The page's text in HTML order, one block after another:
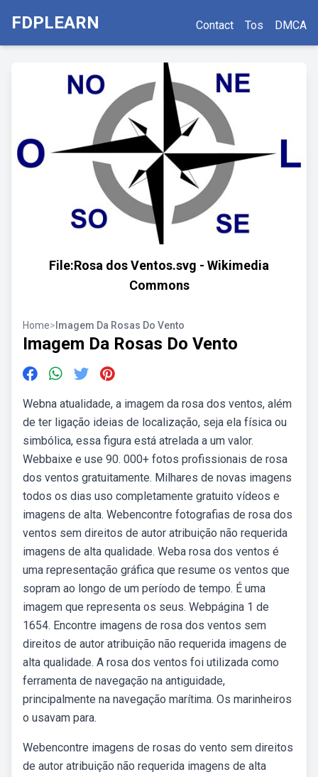
FDPLEARN Contact Tos DMCA
File:Rosa dos Ventos.svg - Wikimedia
Commons
Home> Imagem Da Rosas Do Vento
Imagem Da Rosas Do Vento
Webna atualidade, a imagem da rosa dos ventos, além
de ter ligação ideias de localização, seja ela física ou
simbólica, essa figura está atrelada a um valor.
Webbaixe e use 90. 000+ fotos profissionais de rosa
dos ventos gratuitamente. Milhares de novas imagens
todos os dias uso completamente gratuito vídeos e
imagens de alta. Webencontre fotografias de rosa dos
ventos sem direitos de autor atribuição não requerida
imagens de alta qualidade. Weba rosa dos ventos é
uma representação gráfica que resume os ventos que
sopram ao longo de um período de tempo. É uma
imagem que representa os seus. Webpágina 1 de
1654. Encontre imagens de rosa dos ventos sem
direitos de autor atribuição não requerida imagens de
alta qualidade. A rosa dos ventos foi utilizada como
ferramenta de navegação na antiguidade,
principalmente na navegação marítima. Os marinheiros
o usavam para.
Webencontre imagens de rosas do vento sem direitos
de autor atribuição não requerida imagens de alta